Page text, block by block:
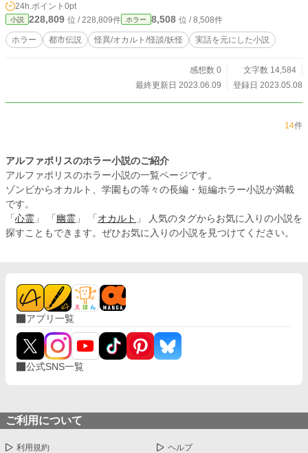
24h.ポイント 0pt
小説 228,809 位 / 228,809件 ホラー 8,508 位 / 8,508件
ホラー 都市伝説 怪異/オカルト/怪談/妖怪 実話を元にした小説
感想数 0
文字数 14,584
最終更新日 2023.06.09
登録日 2023.05.08
14件
アルファポリスのホラー小説のご紹介
アルファポリスのホラー小説の一覧ページです。
ゾンビからオカルト、学園もの等々の長編・短編ホラー小説が満載
です。
「 心霊 」 「 幽霊 」 「 オカルト 」 人気のタグからお気に入りの小説を
探すこともできます。ぜひお気に入りの小説を見つけてください。
アプリ一覧
公式SNS一覧
ご利用について
利用規約 ヘルプ